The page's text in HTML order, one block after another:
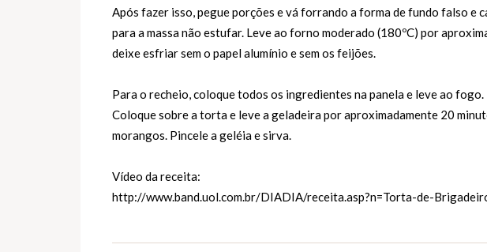
Após fazer isso, pegue porções e vá forrando a forma de fundo falso e
para a massa não estufar. Leve ao forno moderado (180ºC) por
deixe esfriar sem o papel alumínio e sem os feijões.
Para o recheio, coloque todos os ingredientes na panela e leve ao
Coloque sobre a torta e leve a geladeira por aproximadamente 20
morangos. Pincele a geléia e sirva.
Vídeo da receita:
http://www.band.uol.com.br/DIADIA/receita.asp?n=Torta-de-